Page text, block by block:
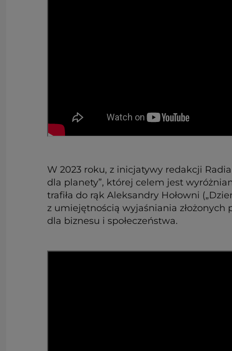
W 2023 roku, z inicjatywy redakcji
dla planety”, której celem jest
trafiła do rąk Aleksandry Hołowni
z umiejętnością wyjaśniania
dla biznesu i społeczeństwa.